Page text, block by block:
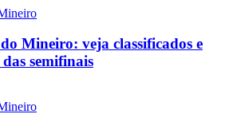
Mineiro: veja classificados e
semifinais